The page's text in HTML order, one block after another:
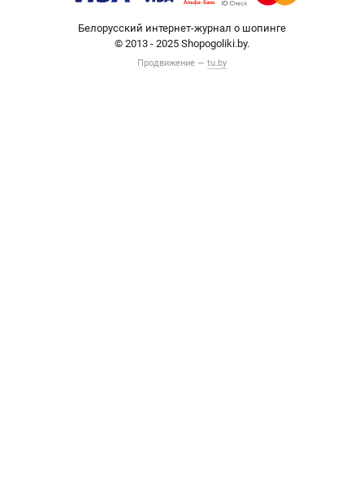
Белорусский интернет-журнал о шопинге
© 2013 - 2025 Shopogoliki.by.
Продвижение — tu.by